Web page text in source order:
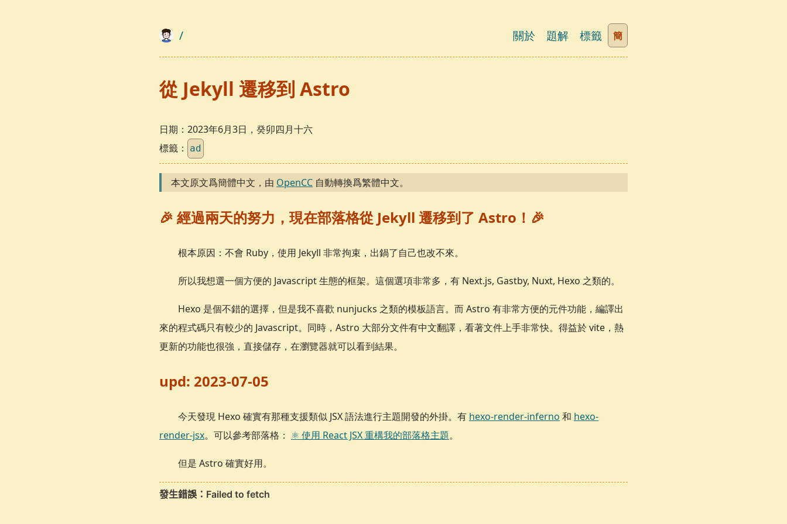
/ 關於 題解 標籤 簡
從 Jekyll 遷移到 Astro
日期： 2023年6月3日，癸卯四月十六
標籤：
ad
本文原文爲簡體中文，由 OpenCC 自動轉換爲繁體中文。
🎉 經過兩天的努力，現在部落格從 Jekyll 遷移到了 Astro！🎉
根本原因：不會 Ruby，使用 Jekyll 非常拘束，出鍋了自己也改不來。
所以我想選一個方便的 Javascript 生態的框架。這個選項非常多，有 Next.js, Gastby, Nuxt, Hexo 之類的。
Hexo 是個不錯的選擇，但是我不喜歡 nunjucks 之類的模板語言。而 Astro 有非常方便的元件功能，編譯出
來的程式碼只有較少的 Javascript。同時，Astro 大部分文件有中文翻譯，看著文件上手非常快。得益於 vite，熱
更新的功能也很強，直接儲存，在瀏覽器就可以看到結果。
upd: 2023-07-05
今天發現 Hexo 確實有那種支援類似 JSX 語法進行主題開發的外掛。有 hexo-render-inferno 和 hexo-
render-jsx。可以參考部落格： ⚛️ 使用 React JSX 重構我的部落格主題。
但是 Astro 確實好用。